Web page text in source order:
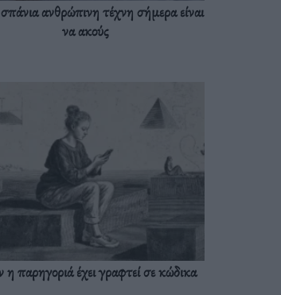
ανθρώπινη τέχνη σήμερα είναι
να ακούς
παρηγοριά έχει γραφτεί σε κώδικα